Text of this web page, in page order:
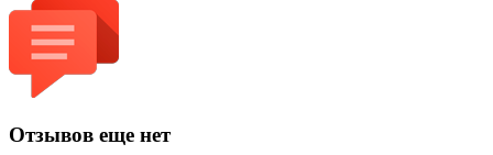
Отзывов еще нет